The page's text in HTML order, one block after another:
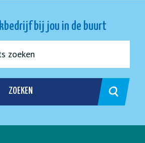
bij jou in de buurt
ZOEKEN